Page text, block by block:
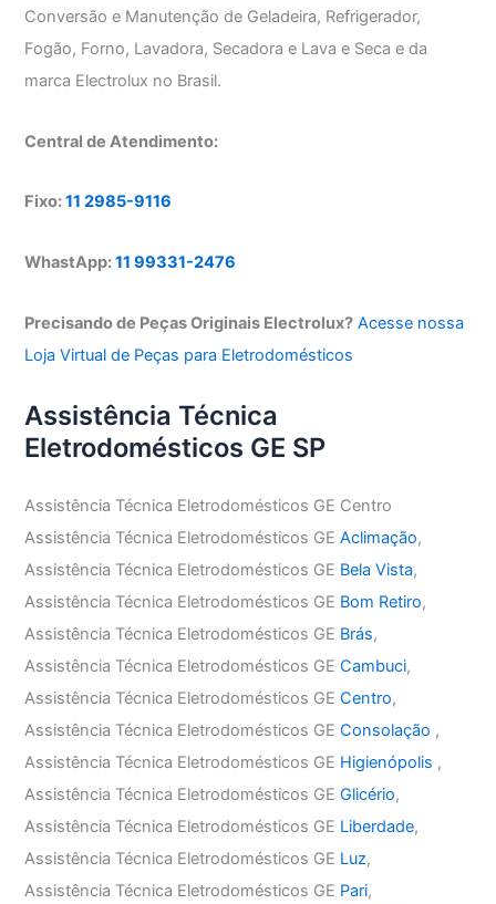
Conversão e Manutenção de Geladeira, Refrigerador,
Fogão, Forno, Lavadora, Secadora e Lava e Seca e da
marca Electrolux no Brasil.
Central de Atendimento:
Fixo:11 2985-9116
WhastApp:11 99331-2476
Precisando de Peças Originais Electrolux? Acesse nossa
Loja Virtual de Peças para Eletrodomésticos
Assistência Técnica
Eletrodomésticos GE SP
Assistência Técnica Eletrodomésticos GE Centro
Assistência Técnica Eletrodomésticos GEAclimação,
Assistência Técnica Eletrodomésticos GE Bela Vista,
Assistência Técnica Eletrodomésticos GE Bom Retiro,
Assistência Técnica Eletrodomésticos GE Brás,
Assistência Técnica Eletrodomésticos GECambuci,
Assistência Técnica Eletrodomésticos GECentro,
Assistência Técnica Eletrodomésticos GEConsolação ,
Assistência Técnica Eletrodomésticos GE Higienópolis ,
Assistência Técnica Eletrodomésticos GEGlicério,
Assistência Técnica Eletrodomésticos GE Liberdade,
Assistência Técnica Eletrodomésticos GE Luz,
Assistência Técnica Eletrodomésticos GE Pari,